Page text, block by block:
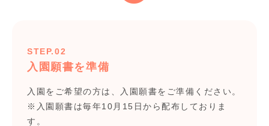
STEP.02
入園願書を準備
入園をご希望の方は、入園願書をご準備ください。
※入園願書は毎年10月15日から配布しておりま
す。